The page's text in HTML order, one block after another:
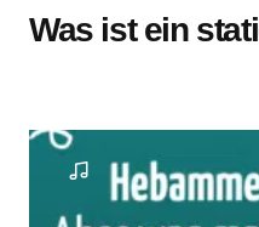
Was ist ein